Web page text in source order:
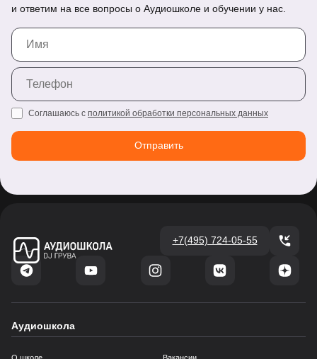
и ответим на все вопросы о Аудиошколе и обучении у нас.
Соглашаюсь с политикой обработки персональных данных
Отправить
+7(495) 724-05-55
Аудиошкола